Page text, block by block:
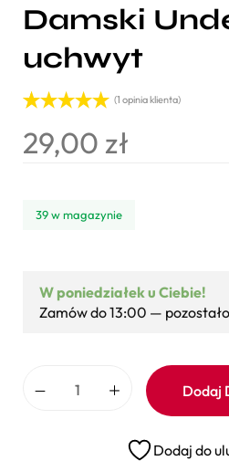
Damski
uchwyt
5.00 na 5 na
podstawie
(1 opinia klienta)
29,00 zł
39 w magazynie
W poniedziałek u Ciebie!
Zamów do 13:00 — pozostało
Dodaj
Dodaj do